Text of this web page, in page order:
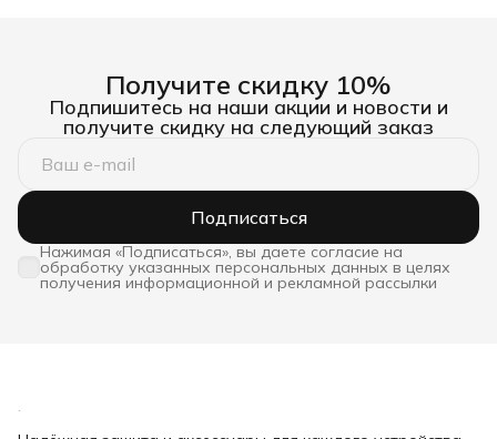
Получите скидку 10%
Подпишитесь на наши акции и новости и
получите скидку на следующий заказ
Подписаться
Нажимая «Подписаться», вы даете согласие на
обработку указанных персональных данных в целях
получения информационной и рекламной рассылки